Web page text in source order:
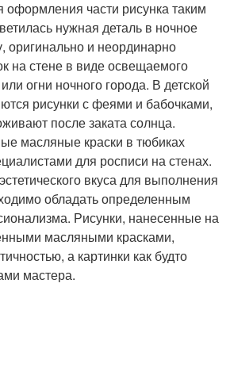
оформления части рисунка таким
нужная деталь в ночное
оригинально и неординарно
на стене в виде освещаемого
огни ночного города. В детской
рисунки с феями и бабочками,
после заката солнца.
масляные краски в тюбиках
для росписи на стенах.
вкуса для выполнения
обладать определенным
Рисунки, нанесенные на
масляными красками,
а картинки как будто
мастера.